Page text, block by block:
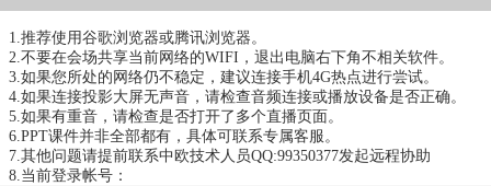
1.推荐使用谷歌浏览器或腾讯浏览器。
2.不要在会场共享当前网络的WIFI，退出电脑右下角不相关软件。
3.如果您所处的网络仍不稳定，建议连接手机4G热点进行尝试。
4.如果连接投影大屏无声音，请检查音频连接或播放设备是否正确。
5.如果有重音，请检查是否打开了多个直播页面。
6.PPT课件并非全部都有，具体可联系专属客服。
7.其他问题请提前联系中欧技术人员QQ:99350377发起远程协助
8.当前登录帐号：